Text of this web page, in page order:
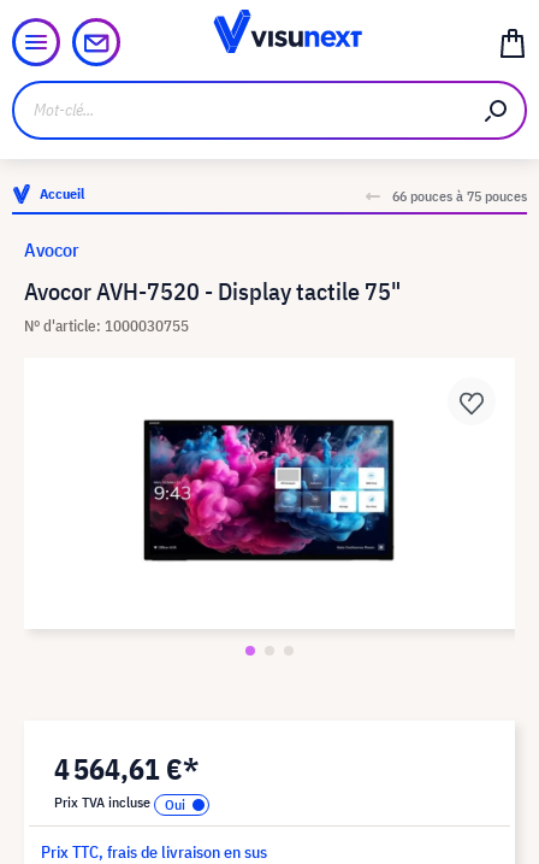
Accueil 66 pouces à 75 pouces
Avocor AVH-7520 - Display tactile 75"
N° d'article: 1000030755
Avocor
4 564,61 €*
Prix TVA incluse
Prix TTC, frais de livraison en sus